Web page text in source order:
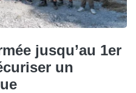
jusqu’au 1er
un